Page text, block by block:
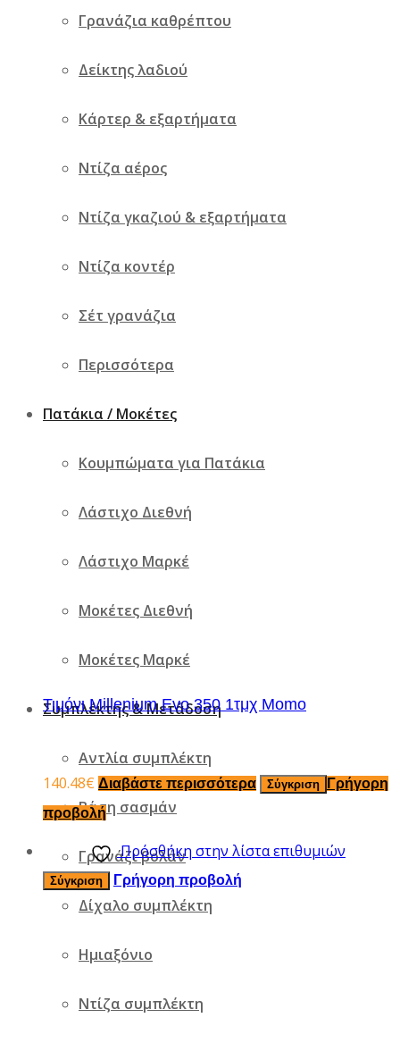
Γρανάζια καθρέπτου
Δείκτης λαδιού
Κάρτερ & εξαρτήματα
Ντίζα αέρος
Ντίζα γκαζιού & εξαρτήματα
Ντίζα κοντέρ
Σέτ γρανάζια
Περισσότερα
Πατάκια / Μοκέτες
Κουμπώματα για Πατάκια
Λάστιχο Διεθνή
Λάστιχο Μαρκέ
Μοκέτες Διεθνή
Μοκέτες Μαρκέ
Συμπλέκτης & Μετάδοση
Αντλία συμπλέκτη
Βάση σασμάν
Γρανάζι βολάν
Δίχαλο συμπλέκτη
Ημιαξόνιο
Ντίζα συμπλέκτη
Τιμόνι Millenium Evo 350 1τμχ Momo
140.48€ Διαβάστε περισσότερα Σύγκριση
Γρήγορη
προβολή
Πρόσθήκη στην λίστα επιθυμιών
Σύγκριση Γρήγορη προβολή